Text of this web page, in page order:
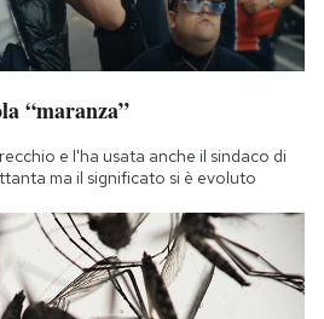
“maranza”
e l'ha usata anche il sindaco di
ma il significato si è evoluto